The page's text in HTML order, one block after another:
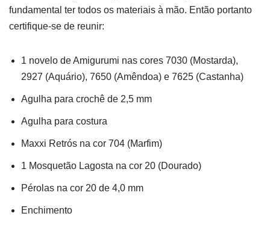
fundamental ter todos os materiais à mão. Então portanto
certifique-se de reunir:
1 novelo de Amigurumi nas cores 7030 (Mostarda),
2927 (Aquário), 7650 (Amêndoa) e 7625 (Castanha)
Agulha para crochê de 2,5 mm
Agulha para costura
Maxxi Retrós na cor 704 (Marfim)
1 Mosquetão Lagosta na cor 20 (Dourado)
Pérolas na cor 20 de 4,0 mm
Enchimento